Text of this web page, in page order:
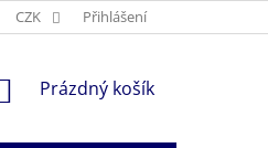
CZK Přihlášení
NÁKUPNÍ
Prázdný košík